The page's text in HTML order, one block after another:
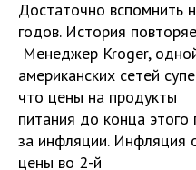
Достаточно вспомнить
годов. История
Менеджер Kroger,
американских сетей
что цены на продукты
питания до конца
за инфляции. Инфляция
цены во 2-й